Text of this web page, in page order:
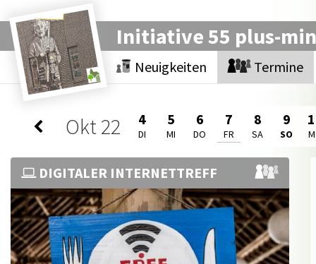
Initiative 55 plus-
Neuigkeiten Termine
Okt22 4
DI
5
MI
6
DO
7
FR
8
SA
9
SO
DIGITALER INTERNETTREFF